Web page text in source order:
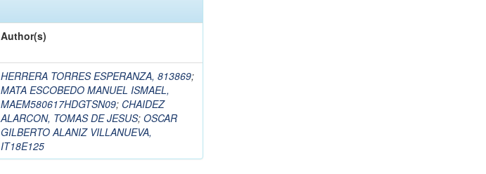
Author(s)
HERRERA TORRES ESPERANZA, 813869;
MATA ESCOBEDO MANUEL ISMAEL,
MAEM580617HDGTSN09; CHAIDEZ
ALARCON, TOMAS DE JESUS; OSCAR
GILBERTO ALANIZ VILLANUEVA,
IT18E125